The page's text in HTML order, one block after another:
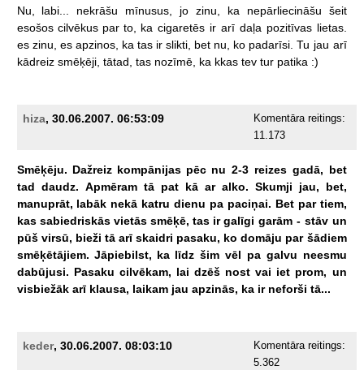
Nu, labi... nekrāšu mīnusus, jo zinu, ka nepārliecināšu
šeit
esošos cilvēkus par to, ka cigaretēs ir arī daļa pozitīvas lietas.
es zinu, es apzinos, ka tas ir slikti, bet nu, ko padarīsi. Tu jau arī
kādreiz smēķēji, tātad, tas nozīmē, ka kkas tev tur patika :)
hiza, 30.06.2007. 06:53:09
Komentāra reitings:
11.173
Smēķēju. Dažreiz kompānijas pēc nu 2-3 reizes gadā, bet
tad daudz. Apmēram tā pat kā ar alko. Skumji jau,
bet,
manuprāt, labāk nekā katru dienu pa paciņai. Bet par tiem,
kas sabiedriskās vietās smēķē, tas ir galīgi garām - stāv un
pūš virsū, bieži tā arī skaidri pasaku, ko domāju par šādiem
smēķētājiem. Jāpiebilst, ka līdz šim vēl pa galvu neesmu
dabūjusi. Pasaku cilvēkam, lai dzēš nost vai iet prom, un
visbiežāk arī klausa, laikam jau apzinās, ka ir neforši tā...
keder, 30.06.2007. 08:03:10
Komentāra reitings:
5.362